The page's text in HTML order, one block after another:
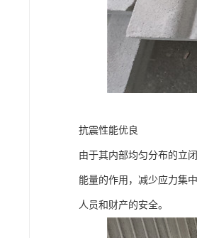
抗震性能优良
由于其内部均匀分布的立
能量的作用，减少应力集
人员和财产的安全。